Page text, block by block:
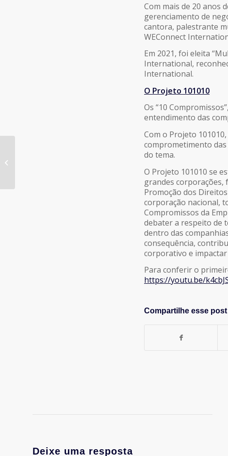
Com mais de 20 anos
gerenciamento de
cantora, palestrante
WEConnect
Em 2021, foi eleita
International,
International.
O Projeto 101010
Os “10
entendimento das
Com o Projeto
comprometimento
do tema.
O Projeto 101010 se
grandes corporações,
Promoção dos
corporação nacional,
Compromissos da
debater a respeito de
dentro das
consequência,
corporativo e
Para conferir o
https://youtu.be/
Compartilhe esse post
Deixe uma resposta